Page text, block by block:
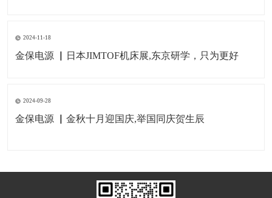
2024-11-18
金保电源 ▏日本JIMTOF机床展,东京研学，只为更好
2024-09-28
金保电源 ▏金秋十月迎国庆,举国同庆贺生辰